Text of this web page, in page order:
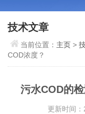
技术文章
当前位置： 主页 >
COD浓度？
污水COD的
更新时间